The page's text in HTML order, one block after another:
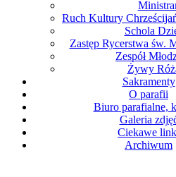
Ruch Kultury
Schola
Zastęp Rycerstwa św.
Zespół
Żywy
Sakramenty
O parafii
Biuro parafialne,
Galeria
Ciekawe
Archiwum